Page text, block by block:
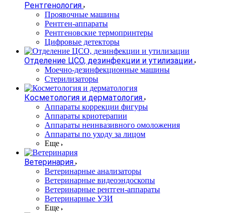
Рентгенология
Проявочные машины
Рентген-аппараты
Рентгеновские термопринтеры
Цифровые детекторы
Отделение ЦСО, дезинфекции и утилизации
Моечно-дезинфекционные машины
Стерилизаторы
Косметология и дерматология
Аппараты коррекции фигуры
Аппараты криотерапии
Аппараты неинвазивного омоложения
Аппараты по уходу за лицом
Еще
Ветеринария
Ветеринарные анализаторы
Ветеринарные видеоэндоскопы
Ветеринарные рентген-аппараты
Ветеринарные УЗИ
Еще